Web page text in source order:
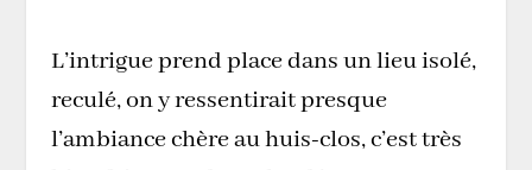
L’intrigue prend place dans un lieu isolé,
reculé, on y ressentirait presque
l’ambiance chère au huis-clos, c’est très